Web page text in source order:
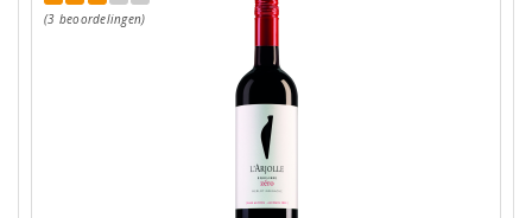
(3 beoordelingen)